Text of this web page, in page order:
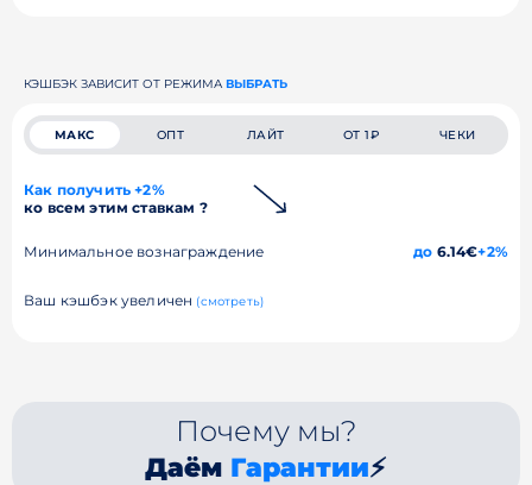
КЭШБЭК ЗАВИСИТ ОТ РЕЖИМА ВЫБРАТЬ
МАКС ОПТ ЛАЙТ ОТ 1₽ ЧЕКИ
Как получить +2%
ко всем этим ставкам ?
Минимальное вознаграждение до 6.14€+2%
Ваш кэшбэк увеличен (смотреть)
Почему мы?
Даём Гарантии⚡